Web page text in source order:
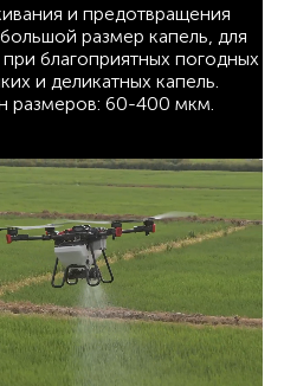
и предотвращения
размер капель, для
благоприятных погодных
и деликатных капель.
размеров: 60-400 мкм.